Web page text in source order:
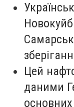
Цей
даними